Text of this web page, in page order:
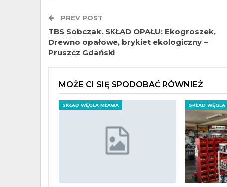
PREV POST
TBS Sobczak. SKŁAD OPAŁU: Ekogroszek,
Drewno opałowe, brykiet ekologiczny –
Pruszcz Gdański
MOŻE CI SIĘ SPODOBAĆ RÓWNIEŻ
SKŁAD WĘGLA MŁAWA SKŁAD WĘGLA